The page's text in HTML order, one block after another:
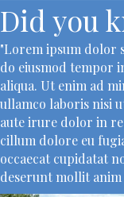
Did you
"Lorem ipsum dolor
do eiusmod tempor
aliqua. Ut enim ad
ullamco laboris nisi
aute irure dolor in
cillum dolore eu
occaecat cupidatat
deserunt mollit